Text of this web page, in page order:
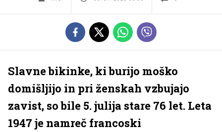
Slavne bikinke, ki burijo moško
domišljijo in pri ženskah vzbujajo
zavist, so bile 5. julija stare 76 let. Leta
1947 je namreč francoski